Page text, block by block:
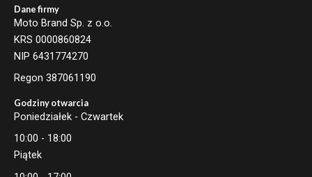
Dane firmy
Moto Brand Sp. z o.o.
KRS 0000860824
NIP 6431774270
Regon 387061190
Godziny otwarcia
Poniedziałek - Czwartek
10:00 - 18:00
Piątek